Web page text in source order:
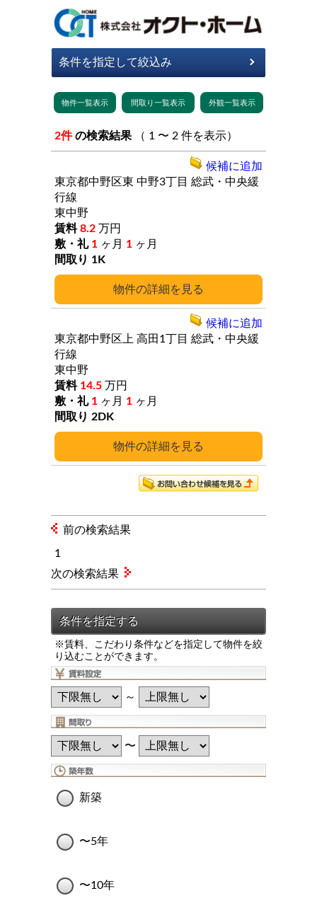
2件 の検索結果 （ 1 〜 2 件を表示）
詳細
東京都中野区東 中野3丁目 総武・中央緩
行線
東中野
8.2 万円
1 ヶ月 1 ヶ月
1K
候補に追加
詳細
東京都中野区上 高田1丁目 総武・中央緩
行線
東中野
14.5 万円
1 ヶ月 1 ヶ月
2DK
候補に追加
前の検索結果
1
※賃料、こだわり条件などを指定して物件を絞
り込むことができます。
～
〜
新築
〜5年
〜10年